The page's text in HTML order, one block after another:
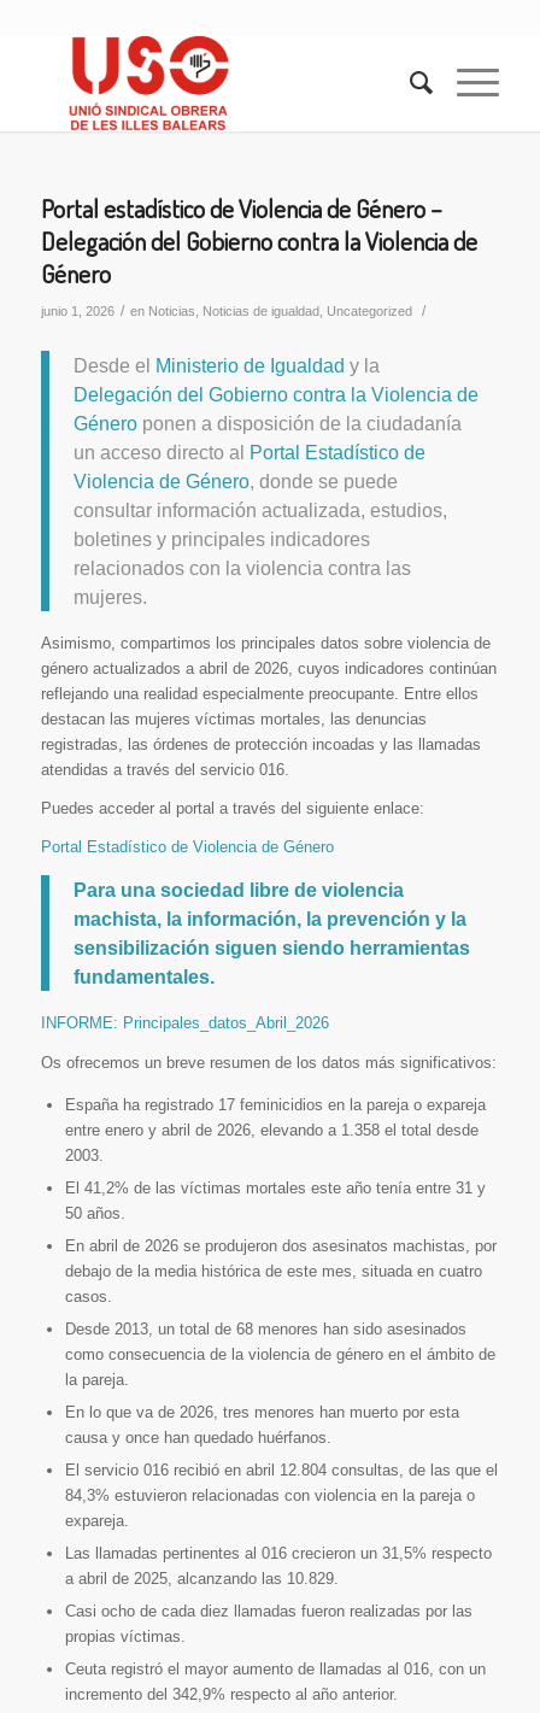
Portal estadístico de Violencia de Género –
Delegación del Gobierno contra la Violencia de
Género
junio 1, 2026 / en Noticias Noticias de igualdad, Uncategorized /
Desde el Ministerio de Igualdad y la
Delegación del Gobierno contra la Violencia de
Géneroponen a disposición de la ciudadanía
un acceso directo al Portal Estadístico de
Violencia de Género, donde se puede
consultar información actualizada, estudios,
boletines y principales indicadores
relacionados con la violencia contra las
mujeres.
Asimismo, compartimos los principales datos sobre violencia de
género actualizados a abril de 2026, cuyos indicadores continúan
reflejando una realidad especialmente preocupante. Entre ellos
destacan las mujeres víctimas mortales, las denuncias
registradas, las órdenes de protección incoadas y las llamadas
atendidas a través del servicio 016.
Puedes acceder al portal a través del siguiente enlace:
Portal Estadístico de Violencia de Género
Para una sociedad libre de violencia
machista, la información, la prevención y la
sensibilización siguen siendo herramientas
fundamentales.
INFORME: Principales_datos_Abril_2026
Os ofrecemos un breve resumen de los datos más significativos:
España ha registrado 17 feminicidios en la pareja o expareja
entre enero y abril de 2026, elevando a 1.358 el total desde
2003.
El 41,2% de las víctimas mortales este año tenía entre 31 y
50 años.
En abril de 2026 se produjeron dos asesinatos machistas, por
debajo de la media histórica de este mes, situada en cuatro
casos.
Desde 2013, un total de 68 menores han sido asesinados
como consecuencia de la violencia de género en el ámbito de
la pareja.
En lo que va de 2026, tres menores han muerto por esta
causa y once han quedado huérfanos.
El servicio 016 recibió en abril 12.804 consultas, de las que el
84,3% estuvieron relacionadas con violencia en la pareja o
expareja.
Las llamadas pertinentes al 016 crecieron un 31,5% respecto
a abril de 2025, alcanzando las 10.829.
Casi ocho de cada diez llamadas fueron realizadas por las
propias víctimas.
Ceuta registró el mayor aumento de llamadas al 016, con un
incremento del 342,9% respecto al año anterior.